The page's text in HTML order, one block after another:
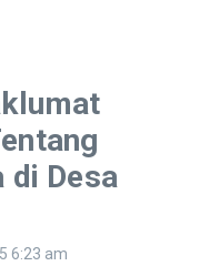
di Desa
6:23 am